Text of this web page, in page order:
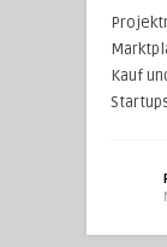
Kauf